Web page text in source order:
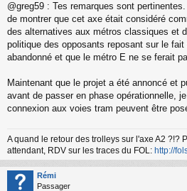
e
s
s
a
g
e
o
n
u
@greg59 : Tes remarques sont
de montrer que cet axe était considéré
des alternatives aux métros classiques et
politique des opposants reposant sur le
abandonné et que le métro E ne se ferait
Maintenant que le projet a été annoncé et
avant de passer en phase opérationnelle,
connexion aux voies tram peuvent être
A quand le retour des trolleys sur l'axe A2 ?!?
attendant, RDV sur les traces du FOL: http://
Rémi
Passager